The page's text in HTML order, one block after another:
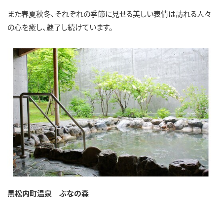
また春夏秋冬、それぞれの季節に見せる美しい表情は訪れる人々
の心を癒し、魅了し続けています。
黒松内町温泉 ぶなの森